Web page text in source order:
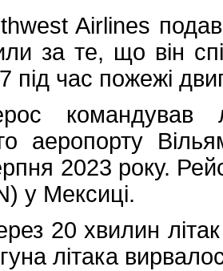
Airlines
за те, що він
під час пожежі
командував
аеропорту
2023 року.
у Мексиці.
20 хвилин
літака